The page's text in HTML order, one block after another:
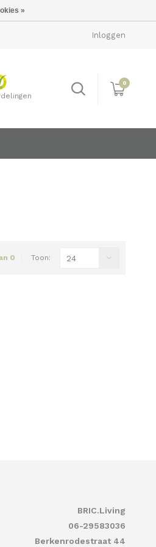
Inloggen
0
0 Toon: 24
BRIC.Living
06-29583036
Berkenrodestraat 44
»